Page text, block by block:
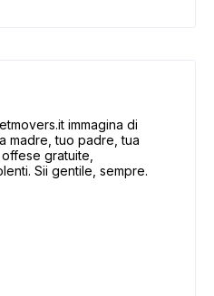
immagina di
madre, tuo padre, tua
gratuite,
Sii gentile, sempre.